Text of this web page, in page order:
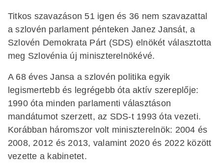
Titkos szavazáson 51 igen és 36 nem szavazattal
a szlovén parlament pénteken Janez Jansát, a
Szlovén Demokrata Párt (SDS) elnökét választotta
meg Szlovénia új miniszterelnökévé.
A 68 éves Jansa a szlovén politika egyik
legismertebb és legrégebb óta aktív szereplője:
1990 óta minden parlamenti választáson
mandátumot szerzett, az SDS-t 1993 óta vezeti.
Korábban háromszor volt miniszterelnök: 2004 és
2008, 2012 és 2013, valamint 2020 és 2022 között
vezette a kabinetet.